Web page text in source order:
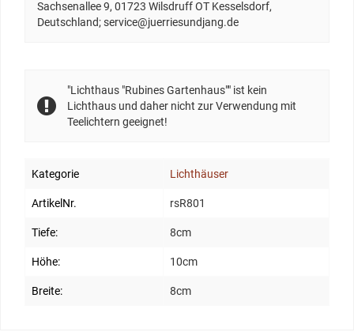
Sachsenallee 9, 01723 Wilsdruff OT Kesselsdorf,
Deutschland; service@juerriesundjang.de
"Lichthaus "Rubines Gartenhaus"" ist kein
Lichthaus und daher nicht zur Verwendung mit
Teelichtern geeignet!
Kategorie Lichthäuser
ArtikelNr. rsR801
Tiefe: 8cm
Höhe: 10cm
Breite: 8cm